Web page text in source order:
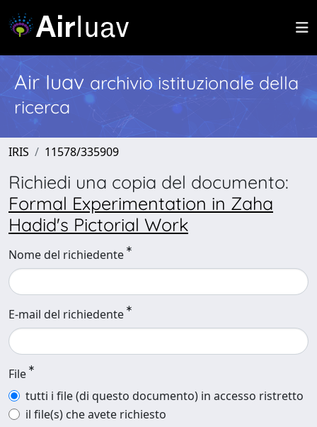
Air Iuav archivio istituzionale della
ricerca
IRIS 11578/335909
Richiedi una copia del documento:
Formal Experimentation in Zaha
Hadid's Pictorial Work
Nome del richiedente
E-mail del richiedente
File
tutti i file (di questo documento) in accesso ristretto
il file(s) che avete richiesto